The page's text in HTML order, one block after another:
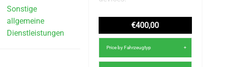
Sonstige
allgemeine
Dienstleistungen
€400,00
Price by Fahrzeugtyp